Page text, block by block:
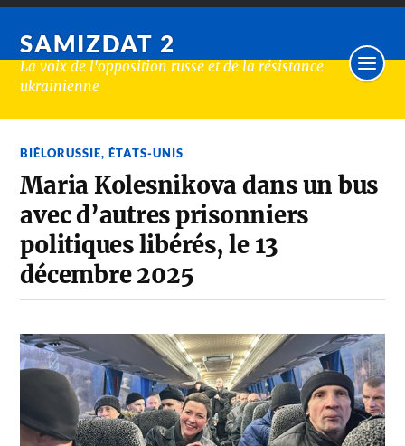
SAMIZDAT 2
La voix de l'opposition russe et de la résistance
ukrainienne
BIÉLORUSSIE,ÉTATS-UNIS
Maria Kolesnikova dans un bus
avec d’autres prisonniers
politiques libérés, le 13
décembre 2025